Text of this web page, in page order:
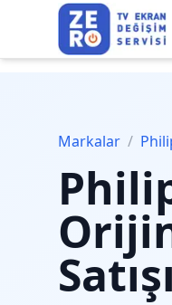
Markalar /
Satışı